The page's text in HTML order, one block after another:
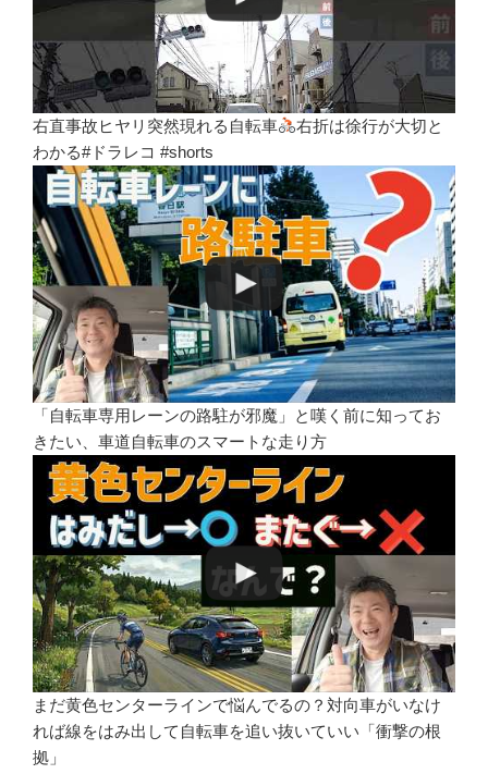
右直事故ヒヤリ突然現れる自転車
右折は徐行が大切と
わかる#ドラレコ #shorts
「自転車専用レーンの路駐が邪魔」と嘆く前に知ってお
きたい、車道自転車のスマートな走り方
まだ黄色センターラインで悩んでるの？対向車がいなけ
れば線をはみ出して自転車を追い抜いていい「衝撃の根
拠」